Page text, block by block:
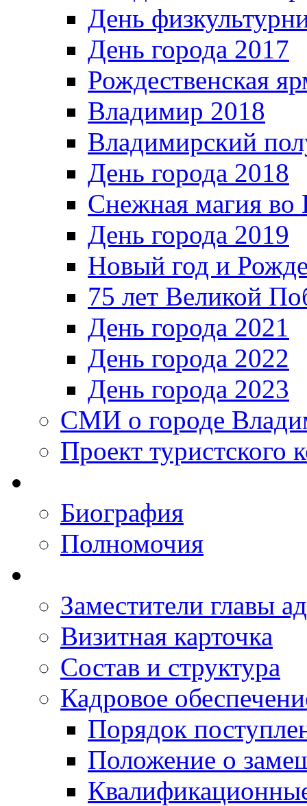
День
День города 2017
Рождественская
Владимир 2018
Владимирский
День города 2018
Снежная магия во
День города 2019
Новый год и
75 лет Великой
День города 2021
День города 2022
День города 2023
СМИ о городе
Проект туристского
Биография
Полномочия
Заместители главы
Визитная карточка
Состав и структура
Кадровое
Порядок
Положение о